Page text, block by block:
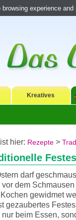
Kreatives
hier: Rezepte >
darf
vor dem
gewidmet
gezaubertes
nur beim Essen,
experience